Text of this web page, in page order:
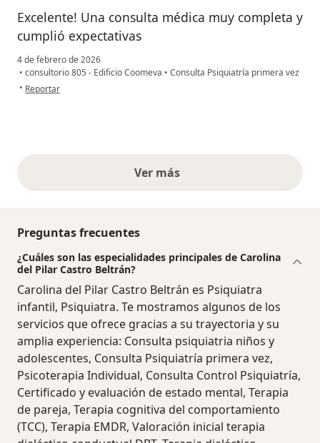
Excelente! Una consulta médica muy completa y
cumplió expectativas
4 de febrero de 2026
• consultorio 805 - Edificio Coomeva • Consulta Psiquiatría primera vez
• en opinión del usuario Samuel Guzmán López
Reportar
Ver másopiniones anteriores
Preguntas frecuentes
¿Cuáles son las especialidades principales de Carolina
del Pilar Castro Beltrán?
Carolina del Pilar Castro Beltrán es Psiquiatra
infantil, Psiquiatra. Te mostramos algunos de los
servicios que ofrece gracias a su trayectoria y su
amplia experiencia: Consulta psiquiatria niños y
adolescentes, Consulta Psiquiatría primera vez,
Psicoterapia Individual, Consulta Control Psiquiatría,
Certificado y evaluación de estado mental, Terapia
de pareja, Terapia cognitiva del comportamiento
(TCC), Terapia EMDR, Valoración inicial terapia